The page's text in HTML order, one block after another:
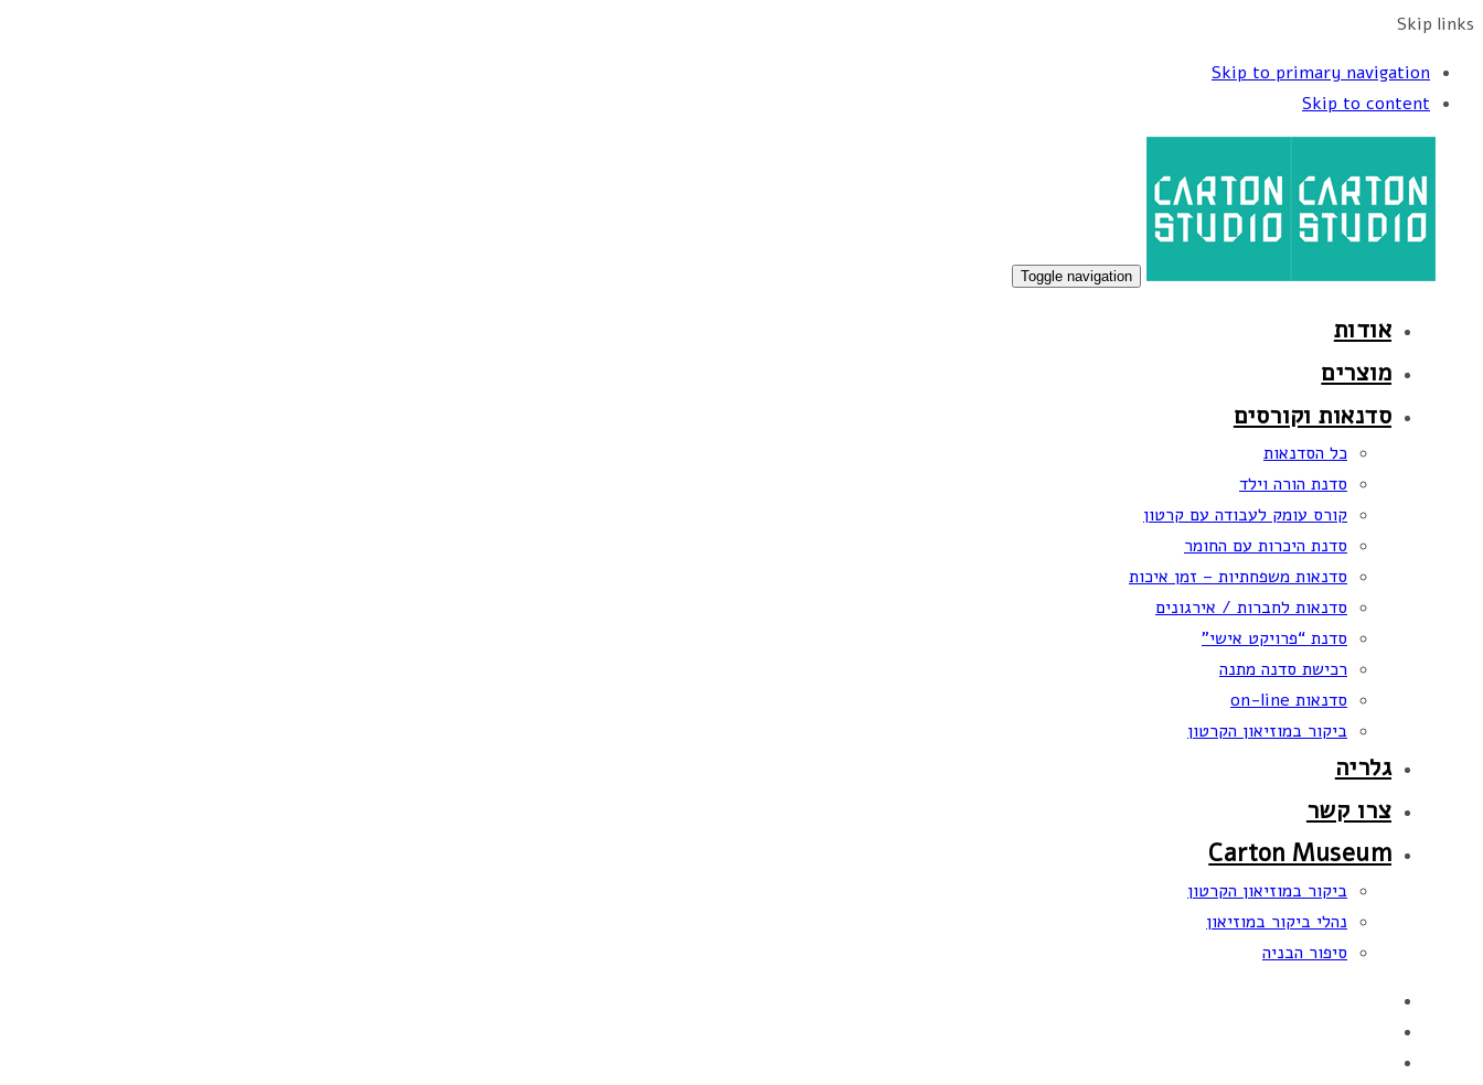
Skip links
Skip to primary navigation
Skip to content
Toggle navigation
אודות
מוצרים
סדנאות וקורסים
כל הסדנאות
סדנת הורה וילד
קורס עומק לעבודה עם קרטון
סדנת היכרות עם החומר
סדנאות משפחתיות – זמן איכות
סדנאות לחברות / אירגונים
סדנת “פרויקט אישי”
רכישת סדנה מתנה
סדנאות on-line
ביקור במוזיאון הקרטון
גלריה
צרו קשר
Carton Museum
ביקור במוזיאון הקרטון
נהלי ביקור במוזיאון
סיפור הבניה